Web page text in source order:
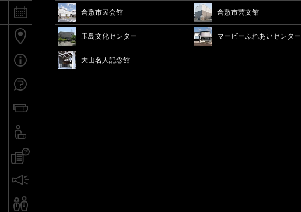
倉敷市民会館 倉敷市芸文館
玉島文化センター マービーふれあいセンター
大山名人記念館